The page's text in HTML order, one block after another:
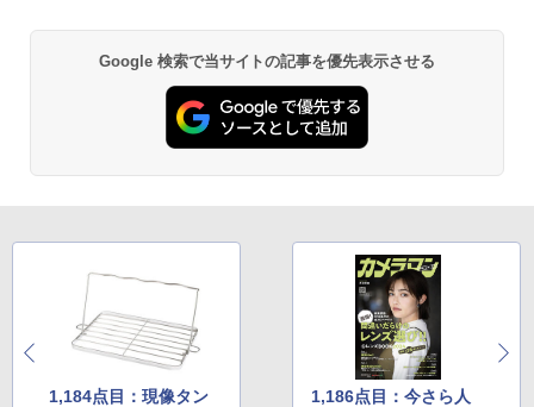
Google 検索で当サイトの記事を優先表示させる
1,184点目：現像タン
1,186点目：今さら人